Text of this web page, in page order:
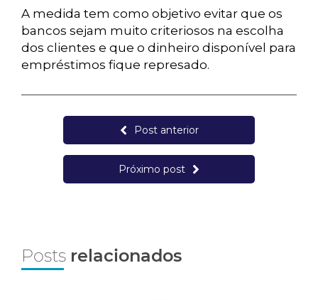
A medida tem como objetivo evitar que os
bancos sejam muito criteriosos na escolha
dos clientes e que o dinheiro disponível para
empréstimos fique represado.
Post anterior
Próximo post
Posts relacionados